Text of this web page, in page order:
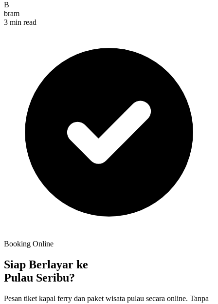
B
bram
3 min read
Booking Online
Siap Berlayar ke
Pulau Seribu?
Pesan tiket kapal ferry dan paket wisata pulau secara online. Tanpa